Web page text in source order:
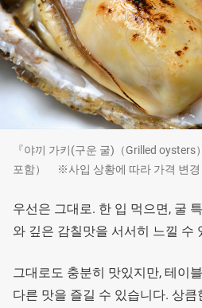
『야끼 가키(구운 굴)（Grilled
포함） ※사입 상황에 따라 가격 변경
우선은 그대로. 한 입 먹으면, 굴
와 깊은 감칠맛을 서서히 느낄 수
그대로도 충분히 맛있지만, 테이
다른 맛을 즐길 수 있습니다. 상